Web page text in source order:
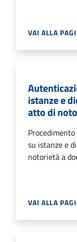
VAI ALLA
istanze e
atto di
su istanze e
notorietà a
VAI ALLA